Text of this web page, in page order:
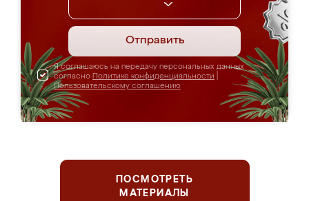
Отправить
Я соглашаюсь на передачу персональных данных
согласно Политике конфиденциальности
Пользовательскому соглашению
ПОСМОТРЕТЬ
МАТЕРИАЛЫ